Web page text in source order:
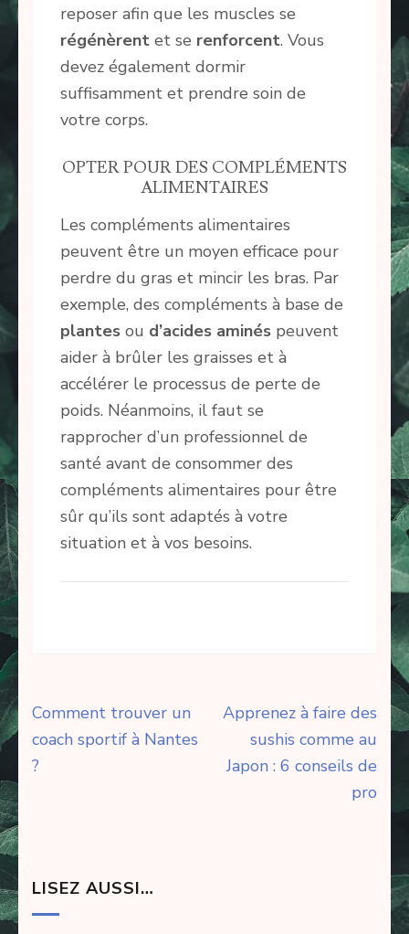
reposer afin que les muscles se
régénèrent et se renforcent. Vous
devez également dormir
suffisamment et prendre soin de
votre corps.
OPTER POUR DES COMPLÉMENTS
ALIMENTAIRES
Les compléments alimentaires
peuvent être un moyen efficace pour
perdre du gras et mincir les bras. Par
exemple, des compléments à base de
plantes ou d’acides aminés peuvent
aider à brûler les graisses et à
accélérer le processus de perte de
poids. Néanmoins, il faut se
rapprocher d’un professionnel de
santé avant de consommer des
compléments alimentaires pour être
sûr qu’ils sont adaptés à votre
situation et à vos besoins.
Navigation
de
l’article
Comment trouver un
coach sportif à Nantes
?
Apprenez à faire des
sushis comme au
Japon : 6 conseils de
pro
LISEZ AUSSI…